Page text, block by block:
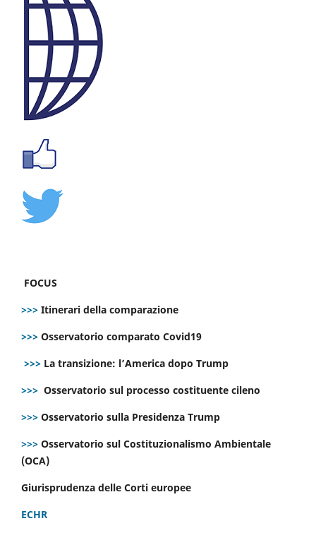
FOCUS
>>> Itinerari della comparazione
>>> Osservatorio comparato Covid19
>>> La transizione: l’America dopo Trump
>>> Osservatorio sul processo costituente cileno
>>> Osservatorio sulla Presidenza Trump
>>> Osservatorio sul Costituzionalismo Ambientale
(OCA)
Giurisprudenza delle Corti europee
ECHR